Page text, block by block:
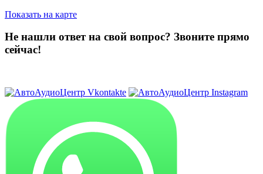
Показать на карте
Не нашли ответ на свой вопрос? Звоните прямо
сейчас!